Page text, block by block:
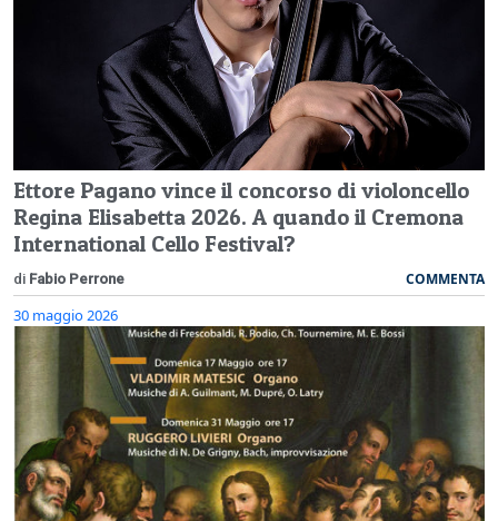
Ettore Pagano vince il concorso di violoncello
Regina Elisabetta 2026. A quando il Cremona
International Cello Festival?
di Fabio Perrone COMMENTA
30 maggio 2026